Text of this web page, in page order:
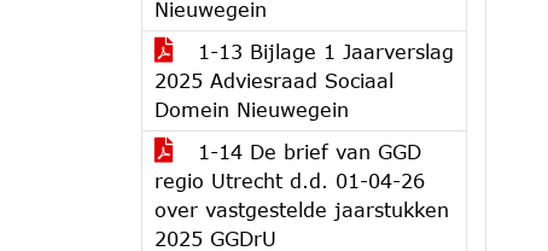
Nieuwegein
1-13 Bijlage 1 Jaarverslag
2025 Adviesraad Sociaal
Domein Nieuwegein
1-14 De brief van GGD
regio Utrecht d.d. 01-04-26
over vastgestelde jaarstukken
2025 GGDrU